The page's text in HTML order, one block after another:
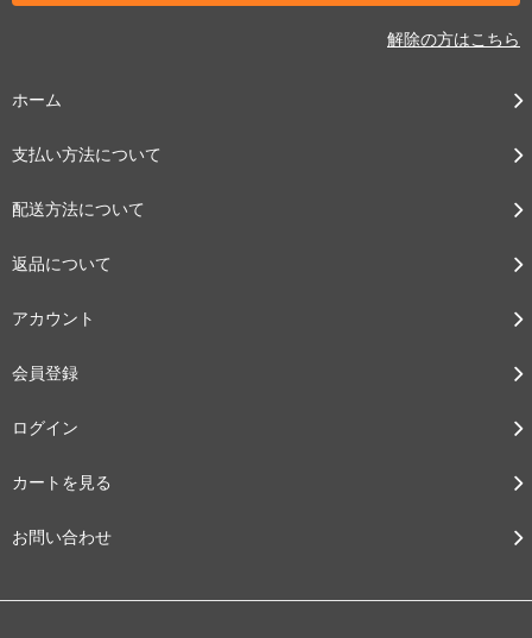
解除の方はこちら
ホーム
支払い方法について
配送方法について
返品について
アカウント
会員登録
ログイン
カートを見る
お問い合わせ